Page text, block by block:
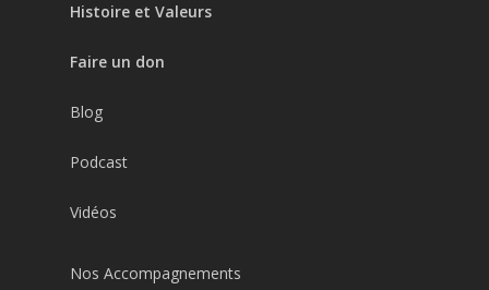
Histoire et Valeurs
Faire un don
Blog
Podcast
Vidéos
Nos Accompagnements